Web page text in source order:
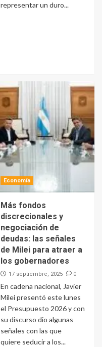
representar un duro...
Economía
Más fondos
discrecionales y
negociación de
deudas: las señales
de Milei para atraer a
los gobernadores
17 septiembre, 2025 0
En cadena nacional, Javier
Milei presentó este lunes
el Presupuesto 2026 y con
su discurso dio algunas
señales con las que
quiere seducir a los...